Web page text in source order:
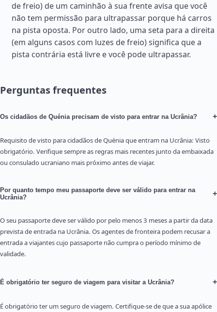
de freio) de um caminhão à sua frente avisa que você
não tem permissão para ultrapassar porque há carros
na pista oposta. Por outro lado, uma seta para a direita
(em alguns casos com luzes de freio) significa que a
pista contrária está livre e você pode ultrapassar.
Perguntas frequentes
Os cidadãos de Quénia precisam de visto para entrar na Ucrânia? +
Requisito de visto para cidadãos de Quénia que entram na Ucrânia: Visto
obrigatório. Verifique sempre as regras mais recentes junto da embaixada
ou consulado ucraniano mais próximo antes de viajar.
Por quanto tempo meu passaporte deve ser válido para entrar na
Ucrânia?
+
O seu passaporte deve ser válido por pelo menos 3 meses a partir da data
prevista de entrada na Ucrânia. Os agentes de fronteira podem recusar a
entrada a viajantes cujo passaporte não cumpra o período mínimo de
validade.
É obrigatório ter seguro de viagem para visitar a Ucrânia? +
É obrigatório ter um seguro de viagem. Certifique-se de que a sua apólice